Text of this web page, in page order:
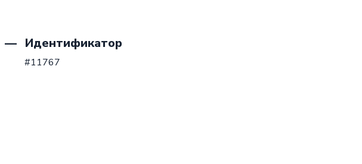
Идентификатор
#11767